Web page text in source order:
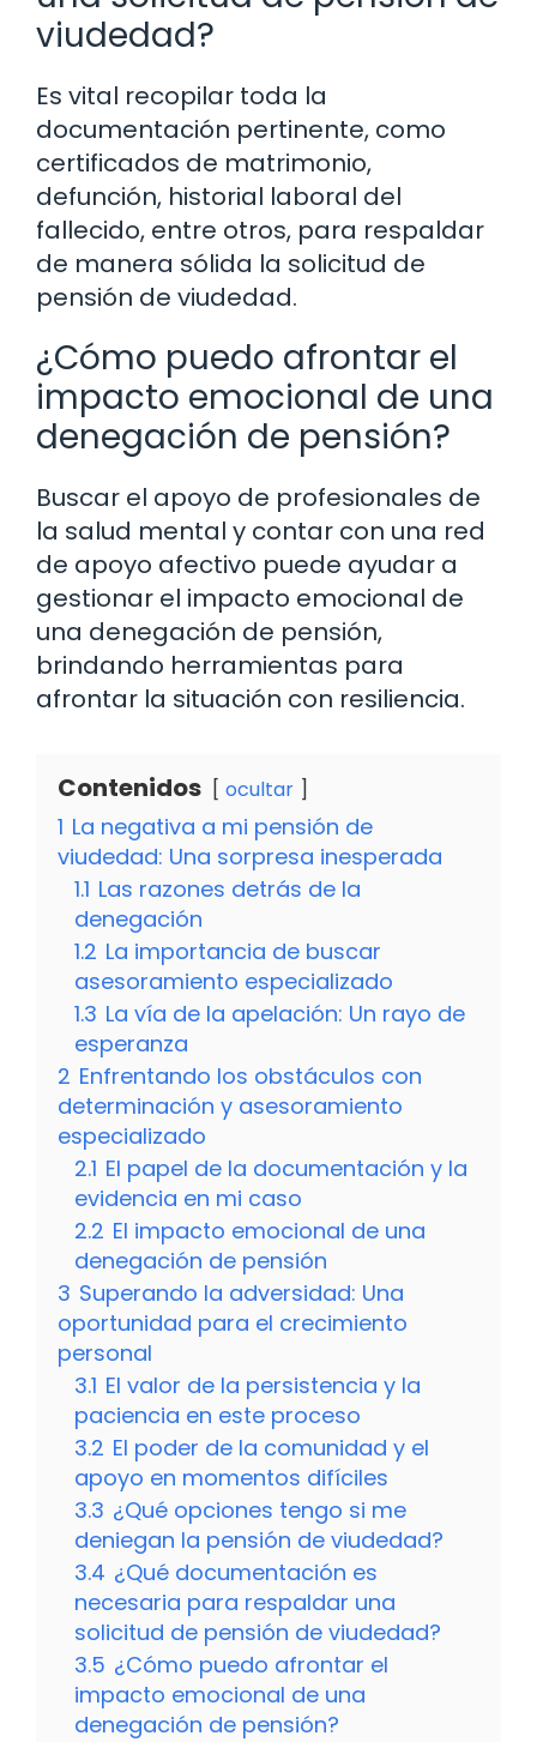
viudedad?
Es vital recopilar toda la
documentación pertinente, como
certificados de matrimonio,
defunción, historial laboral del
fallecido, entre otros, para respaldar
de manera sólida la solicitud de
pensión de viudedad.
¿Cómo puedo afrontar el
impacto emocional de una
denegación de pensión?
Buscar el apoyo de profesionales de
la salud mental y contar con una red
de apoyo afectivo puede ayudar a
gestionar el impacto emocional de
una denegación de pensión,
brindando herramientas para
afrontar la situación con resiliencia.
Contenidos ocultar
1 La negativa a mi pensión de
viudedad: Una sorpresa inesperada
1.1 Las razones detrás de la
denegación
1.2 La importancia de buscar
asesoramiento especializado
1.3 La vía de la apelación: Un rayo de
esperanza
2 Enfrentando los obstáculos con
determinación y asesoramiento
especializado
2.1 El papel de la documentación y la
evidencia en mi caso
2.2 El impacto emocional de una
denegación de pensión
3 Superando la adversidad: Una
oportunidad para el crecimiento
personal
3.1 El valor de la persistencia y la
paciencia en este proceso
3.2 El poder de la comunidad y el
apoyo en momentos difíciles
3.3 ¿Qué opciones tengo si me
deniegan la pensión de viudedad?
3.4 ¿Qué documentación es
necesaria para respaldar una
solicitud de pensión de viudedad?
3.5 ¿Cómo puedo afrontar el
impacto emocional de una
denegación de pensión?